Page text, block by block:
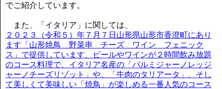
でご紹介しています。
また、「イタリア」に関しては、
２０２３（令和５）年７月７日山形県山形市香澄町にあり
ます「山形焼鳥 野菜串 チーズ ワイン フェニック
ス」で提供しています、ビールやワインが２時間飲み放題
のコース料理で、イタリア名産の「パルミジャーノレッジ
ャーノチーズリゾット」や、「牛肉のタリアータ」、そし
て美しくて美味しい「焼鳥」が楽しめる一番人気のコース